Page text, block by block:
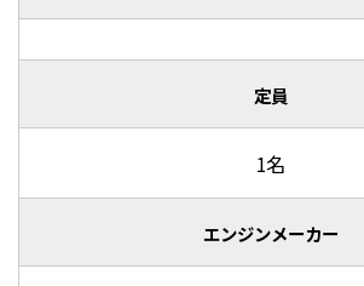
定員
1名
エンジンメーカー